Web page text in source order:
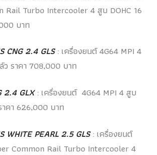
Rail Turbo Intercooler 4 สูบ DOHC 16
บาท
CNG 2.4 GLS: เครื่องยนต์ 4G64 MPI 4
ว ราคา 708,000 บาท
2.4 GLX: เครื่องยนต์ 4G64 MPI 4 สูบ
าคา 626,000 บาท
WHITE PEARL 2.5 GLS: เครื่องยนต์
Common Rail Turbo Intercooler 4